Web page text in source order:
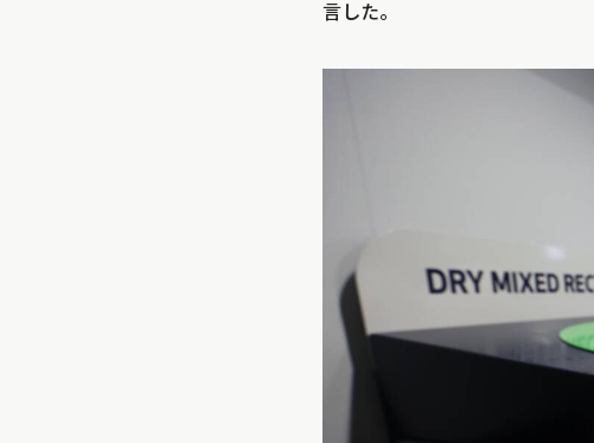
言した。